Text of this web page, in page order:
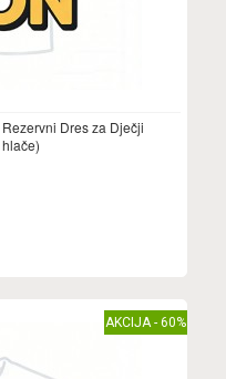
Dres za Dječji
AKCIJA - 60%